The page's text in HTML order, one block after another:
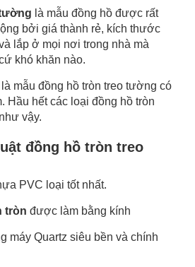
là mẫu đồng hồ được rất
bởi giá thành rẻ, kích thước
lắp ở mọi nơi trong nhà mà
khó khăn nào.
mẫu đồng hồ tròn treo tường có
Hầu hết các loại đồng hồ tròn
vậy.
đồng hồ tròn treo
PVC loại tốt nhất.
tròn được làm bằng kính
máy Quartz siêu bền và chính